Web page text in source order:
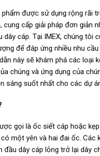
phẩm được sử dụng rộng rãi
cung cấp giải pháp đơn giản
cáp. Tại IMEX, chúng tôi
để đáp ứng nhiều nhu
này sẽ khám phá các loại
chúng và ứng dụng của
sáng suốt nhất cho các dự
gọi là ốc siết cáp hoặc
một yên và hai đai ốc. Các
đầu dây cáp lỏng trở lại dây